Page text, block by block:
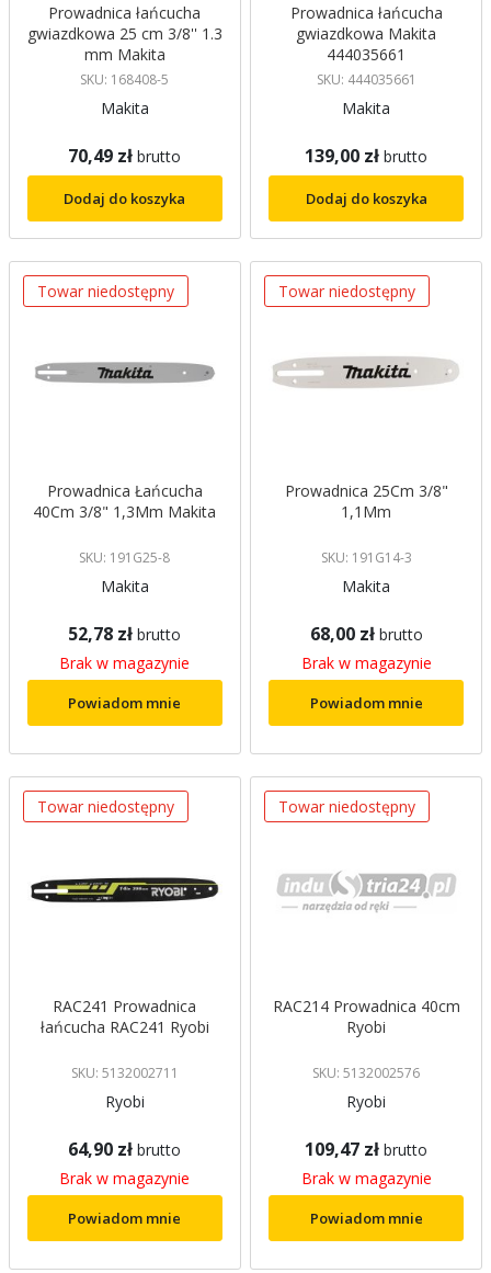
Prowadnica łańcucha
gwiazdkowa 25 cm 3/8'' 1.3
mm Makita
SKU: 168408-5
Makita
70,49 zł brutto
Dodaj do koszyka
Prowadnica łańcucha
gwiazdkowa Makita
444035661
SKU: 444035661
Makita
139,00 zł brutto
Dodaj do koszyka
Towar niedostępny
Prowadnica Łańcucha
40Cm 3/8" 1,3Mm Makita
SKU: 191G25-8
Makita
52,78 zł brutto
Brak w magazynie
Powiadom mnie
Towar niedostępny
Prowadnica 25Cm 3/8"
1,1Mm
SKU: 191G14-3
Makita
68,00 zł brutto
Brak w magazynie
Powiadom mnie
Towar niedostępny
RAC241 Prowadnica
łańcucha RAC241 Ryobi
SKU: 5132002711
Ryobi
64,90 zł brutto
Brak w magazynie
Powiadom mnie
Towar niedostępny
RAC214 Prowadnica 40cm
Ryobi
SKU: 5132002576
Ryobi
109,47 zł brutto
Brak w magazynie
Powiadom mnie